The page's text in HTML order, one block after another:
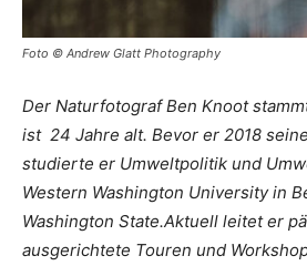
Foto © Andrew Glatt Photography
Der Naturfotograf Ben Knoot
ist 24 Jahre alt. Bevor er 2018
studierte er Umweltpolitik und
Western Washington University in
Washington State.Aktuell leitet er
ausgerichtete Touren und